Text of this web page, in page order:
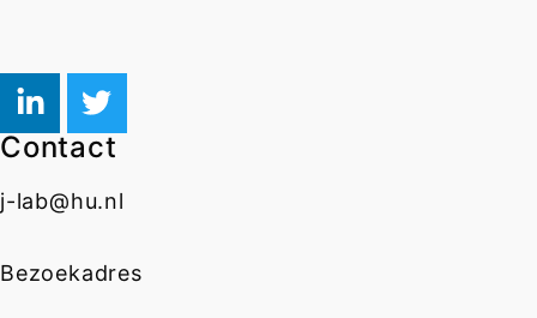
Contact
j-lab@hu.nl
Bezoekadres